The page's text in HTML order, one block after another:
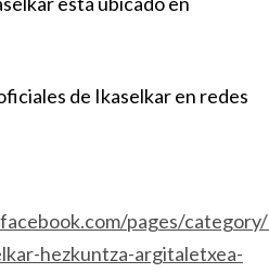
de Ikaselkar en redes
pages/
hezkuntza-argitaletxea-